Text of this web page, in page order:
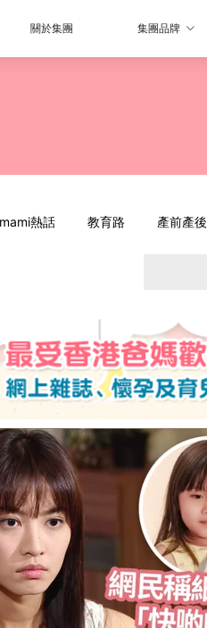
關於集團 集團品牌
mami熱話 教育路 產前產後